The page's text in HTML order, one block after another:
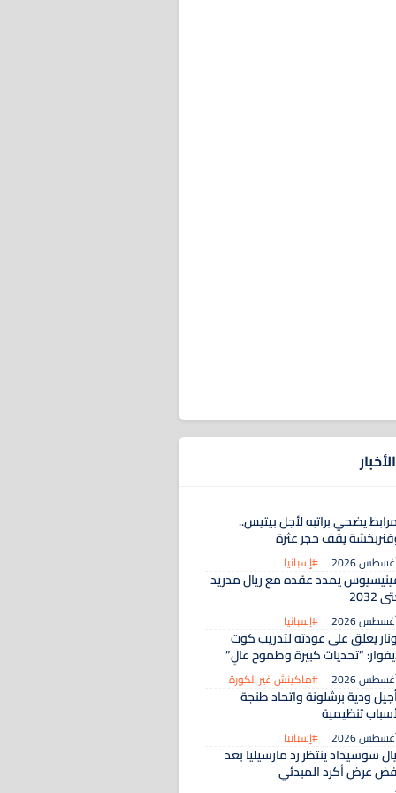
يضحي براتبه لأجل بيتيس..
يقف حجر عثرة
#إسبانيا
يمدد عقده مع ريال مدريد
2032
#إسبانيا
يعلق على عودته لتدريب كوت
“تحديات كبيرة وطموح عالٍ”
#ماكينش غير الكورة
ودية برشلونة واتحاد طنجة
تنظيمية
#إسبانيا
سوسيداد ينتظر رد مارسيليا بعد
عرض أكرد المبدئي